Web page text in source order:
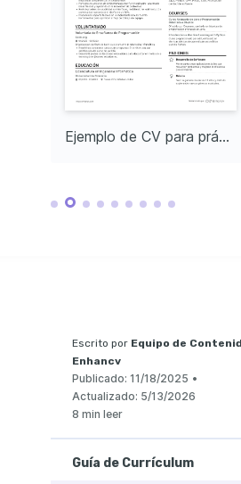
Ejemplo de CV para prácticas de recién graduados
Escrito por Equipo de
Enhancv
Publicado: 11/18/2025 •
Actualizado: 5/13/2026
8 min leer
Guía de Currículum